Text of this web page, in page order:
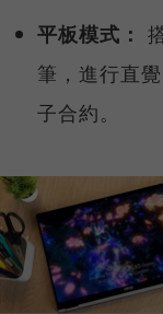
平板模式：
筆，進行直
子合約。